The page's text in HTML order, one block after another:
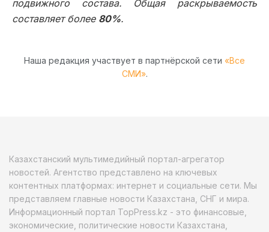
подвижного состава. Общая раскрываемость
составляетболее 80%.
Наша редакция участвует в партнёрской сети «Все
СМИ».
Казахстанский мультимедийный портал-агрегатор
новостей. Агентство представлено на ключевых
контентных платформах: интернет и социальные сети. Мы
представляем главные новости Казахстана, СНГ и мира.
Информационный портал TopPress.kz - это финансовые,
экономические, политические новости Казахстана,